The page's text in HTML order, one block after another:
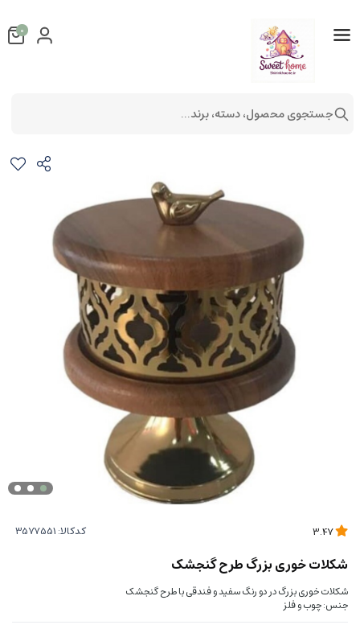
کدکالا:
شکلات خوری بزرگ طرح گنجشک
شکلات خوری بزرگ در دو رنگ سفید و فندقی با طرح گنجشک
جنس: چوب و فلز
0
جستجوی محصول، دسته، برند...